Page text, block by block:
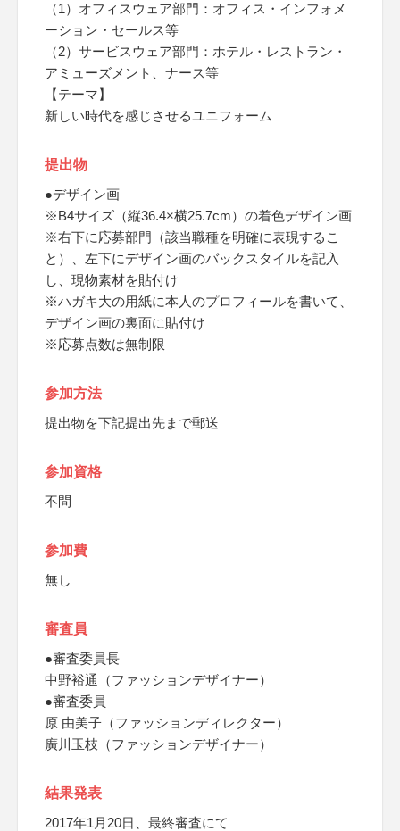
（1）オフィスウェア部門：オフィス・インフォメ
ーション・セールス等
（2）サービスウェア部門：ホテル・レストラン・
アミューズメント、ナース等
【テーマ】
新しい時代を感じさせるユニフォーム
提出物
●デザイン画
※B4サイズ（縦36.4×横25.7cm）の着色デザイン画
※右下に応募部門（該当職種を明確に表現するこ
と）、左下にデザイン画のバックスタイルを記入
し、現物素材を貼付け
※ハガキ大の用紙に本人のプロフィールを書いて、
デザイン画の裏面に貼付け
※応募点数は無制限
参加方法
提出物を下記提出先まで郵送
参加資格
不問
参加費
無し
審査員
●審査委員長
中野裕通（ファッションデザイナー）
●審査委員
原 由美子（ファッションディレクター）
廣川玉枝（ファッションデザイナー）
結果発表
2017年1月20日、最終審査にて